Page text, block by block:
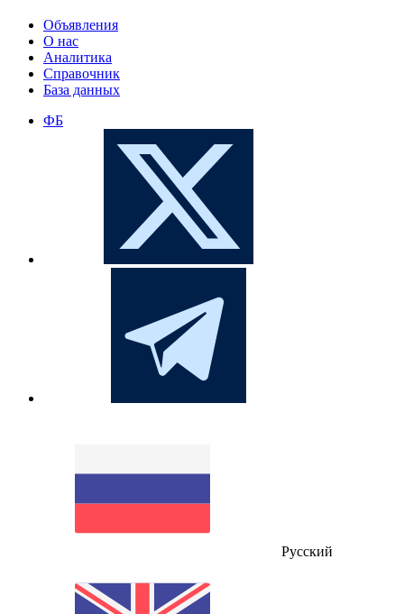
Объявления
О нас
Аналитика
Справочник
База данных
ФБ
Русский